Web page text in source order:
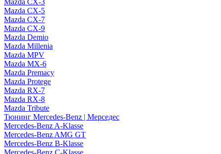
Mazda CX-3
Mazda CX-5
Mazda CX-7
Mazda CX-9
Mazda Demio
Mazda Millenia
Mazda MPV
Mazda MX-6
Mazda Premacy
Mazda Protege
Mazda RX-7
Mazda RX-8
Mazda Tribute
Тюнинг Mercedes-Benz | Мерседес
Mercedes-Benz A-Klasse
Mercedes-Benz AMG GT
Mercedes-Benz B-Klasse
Mercedes-Benz C-Klasse